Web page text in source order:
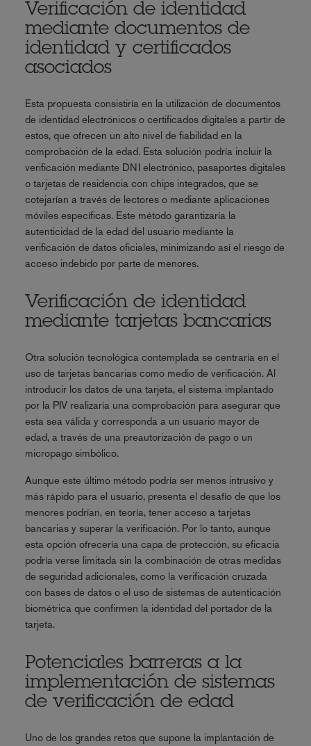
Verificación de identidad
mediante documentos de
identidad y certificados
asociados
Esta propuesta consistiría en la utilización de documentos
de identidad electrónicos o certificados digitales a partir de
estos, que ofrecen un alto nivel de fiabilidad en la
comprobación de la edad. Esta solución podría incluir la
verificación mediante DNI electrónico, pasaportes digitales
o tarjetas de residencia con chips integrados, que se
cotejarían a través de lectores o mediante aplicaciones
móviles específicas. Este método garantizaría la
autenticidad de la edad del usuario mediante la
verificación de datos oficiales, minimizando así el riesgo de
acceso indebido por parte de menores.
Verificación de identidad
mediante tarjetas bancarias
Otra solución tecnológica contemplada se centraría en el
uso de tarjetas bancarias como medio de verificación. Al
introducir los datos de una tarjeta, el sistema implantado
por la PIV realizaría una comprobación para asegurar que
esta sea válida y corresponda a un usuario mayor de
edad, a través de una preautorización de pago o un
micropago simbólico.
Aunque este último método podría ser menos intrusivo y
más rápido para el usuario, presenta el desafío de que los
menores podrían, en teoría, tener acceso a tarjetas
bancarias y superar la verificación. Por lo tanto, aunque
esta opción ofrecería una capa de protección, su eficacia
podría verse limitada sin la combinación de otras medidas
de seguridad adicionales, como la verificación cruzada
con bases de datos o el uso de sistemas de autenticación
biométrica que confirmen la identidad del portador de la
tarjeta.
Potenciales barreras a la
implementación de sistemas
de verificación de edad
Uno de los grandes retos que supone la implantación de